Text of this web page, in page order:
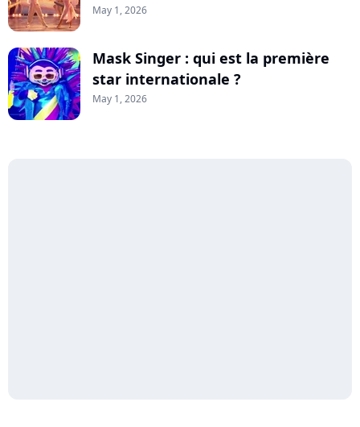
May 1, 2026
Mask Singer : qui est la première
star internationale ?
May 1, 2026